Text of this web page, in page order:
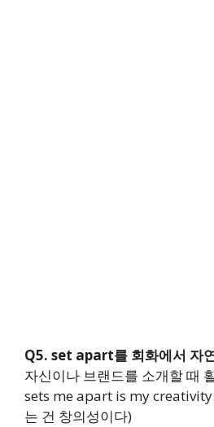
Q5. set apart를 회화에서 자
자신이나 브랜드를 소개할 때
sets me apart is my
는 건 창의성이다)